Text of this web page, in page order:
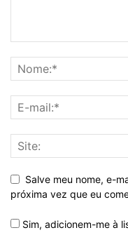
Salve meu nome, e-
próxima vez que eu
Sim, adicionem-me à